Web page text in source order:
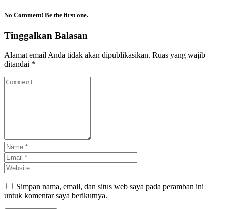
No Comment! Be the first one.
Tinggalkan Balasan
Alamat email Anda tidak akan dipublikasikan. Ruas yang wajib
ditandai *
Simpan nama, email, dan situs web saya pada peramban ini
untuk komentar saya berikutnya.